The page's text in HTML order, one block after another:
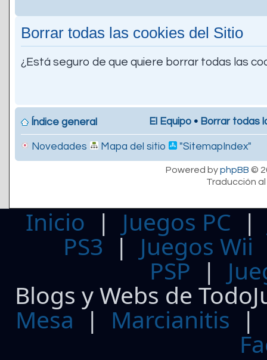
Borrar todas las cookies del Sitio
¿Está seguro de que quiere borrar todas las
Índice general El Equipo • Borrar todas
Novedades Mapa del sitio "SitemapIndex"
Powered byphpBB ©
Traducción
Inicio | Juegos PC
PS3| Juegos Wii
PSP |
Blogs y Webs de
Mesa | Marcianitis |